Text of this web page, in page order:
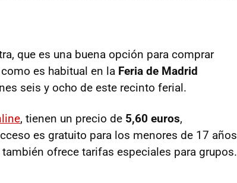
que es una buena opción para comprar
es habitual en la Feria de Madrid
seis y ocho de este recinto ferial.
, tienen un precio de 5,60 euros,
es gratuito para los menores de 17 años
ofrece tarifas especiales para grupos.